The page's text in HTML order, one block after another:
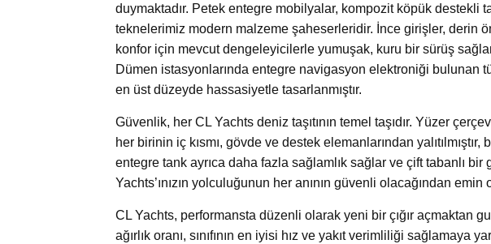
duymaktadır. Petek entegre mobilyalar, kompozit köpük destekli
teknelerimiz modern malzeme şaheserleridir. İnce girişler, derin
konfor için mevcut dengeleyicilerle yumuşak, kuru bir sürüş
Dümen istasyonlarında entegre navigasyon elektroniği bulunan
en üst düzeyde hassasiyetle tasarlanmıştır.
Güvenlik, her CL Yachts deniz taşıtının temel taşıdır. Yüzer
her birinin iç kısmı, gövde ve destek elemanlarından
entegre tank ayrıca daha fazla sağlamlık sağlar ve çift tabanlı
Yachts’ınızın yolculuğunun her anının güvenli olacağından
CL Yachts, performansta düzenli olarak yeni bir çığır açmaktan
ağırlık oranı, sınıfının en iyisi hız ve yakıt verimliliği sağlamaya